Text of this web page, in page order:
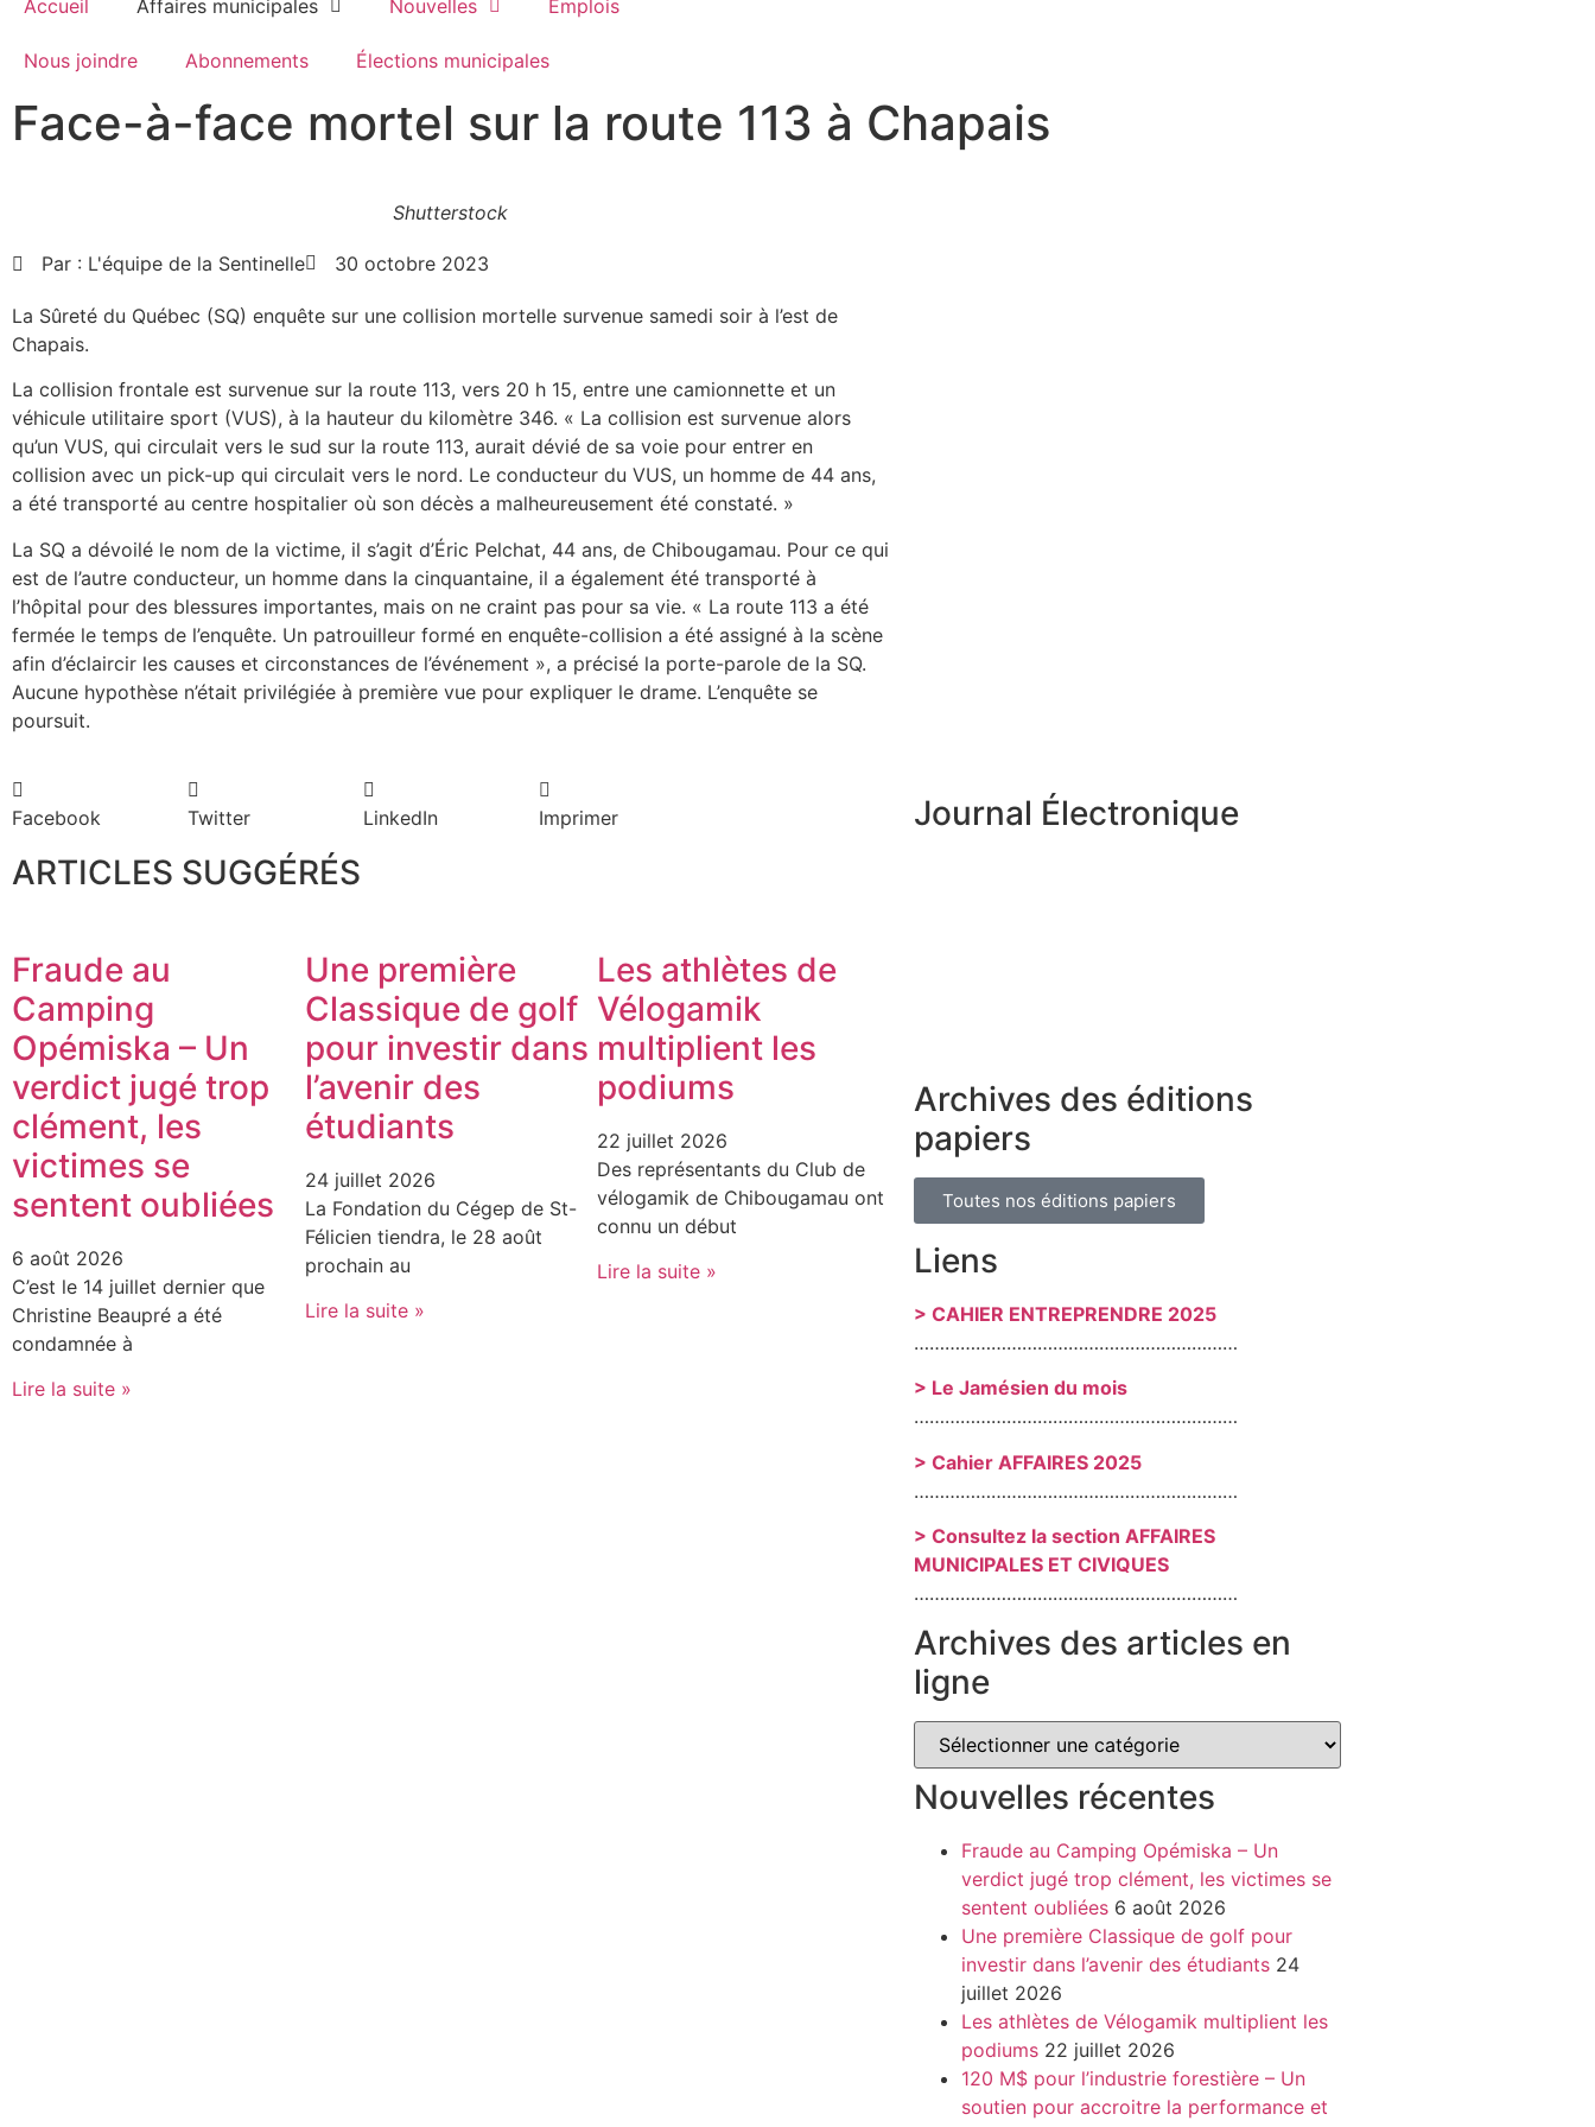
Accueil Affaires municipales Nouvelles Emplois
Nous joindre Abonnements Élections municipales
Face-à-face mortel sur la route 113 à Chapais
Shutterstock
Par : L'équipe de la Sentinelle 30 octobre 2023
La Sûreté du Québec (SQ) enquête sur une collision mortelle survenue samedi soir à l’est de
Chapais.
La collision frontale est survenue sur la route 113, vers 20 h 15, entre une camionnette et un
véhicule utilitaire sport (VUS), à la hauteur du kilomètre 346. « La collision est survenue alors
qu’un VUS, qui circulait vers le sud sur la route 113, aurait dévié de sa voie pour entrer en
collision avec un pick-up qui circulait vers le nord. Le conducteur du VUS, un homme de 44 ans,
a été transporté au centre hospitalier où son décès a malheureusement été constaté. »
La SQ a dévoilé le nom de la victime, il s’agit d’Éric Pelchat, 44 ans, de Chibougamau. Pour ce qui
est de l’autre conducteur, un homme dans la cinquantaine, il a également été transporté à
l’hôpital pour des blessures importantes, mais on ne craint pas pour sa vie. « La route 113 a été
fermée le temps de l’enquête. Un patrouilleur formé en enquête-collision a été assigné à la scène
afin d’éclaircir les causes et circonstances de l’événement », a précisé la porte-parole de la SQ.
Aucune hypothèse n’était privilégiée à première vue pour expliquer le drame. L’enquête se
poursuit.
Facebook Twitter LinkedIn Imprimer
ARTICLES SUGGÉRÉS
Fraude au
Camping
Opémiska – Un
verdict jugé trop
clément, les
victimes se
sentent oubliées
6 août 2026
C’est le 14 juillet dernier que
Christine Beaupré a été
condamnée à
Lire la suite »
Une première
Classique de golf
pour investir dans
l’avenir des
étudiants
24 juillet 2026
La Fondation du Cégep de St-
Félicien tiendra, le 28 août
prochain au
Lire la suite »
Les athlètes de
Vélogamik
multiplient les
podiums
22 juillet 2026
Des représentants du Club de
vélogamik de Chibougamau ont
connu un début
Lire la suite »
Journal Électronique
Archives des éditions
papiers
Toutes nos éditions papiers
Liens
> CAHIER ENTREPRENDRE 2025
………………………………………………………
> Le Jamésien du mois
………………………………………………………
> Cahier AFFAIRES 2025
………………………………………………………
> Consultez la section AFFAIRES
MUNICIPALES ET CIVIQUES
………………………………………………………
Archives des articles en
ligne
Nouvelles récentes
Fraude au Camping Opémiska – Un
verdict jugé trop clément, les victimes se
sentent oubliées 6 août 2026
Une première Classique de golf pour
investir dans l’avenir des étudiants 24
juillet 2026
Les athlètes de Vélogamik multiplient les
podiums 22 juillet 2026
120 M$ pour l’industrie forestière – Un
soutien pour accroitre la performance et